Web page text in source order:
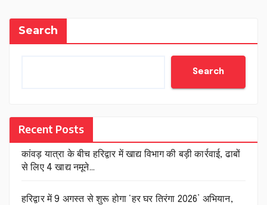
Search
Search
Recent Posts
कांवड़ यात्रा के बीच हरिद्वार में खाद्य विभाग की बड़ी कार्रवाई, ढाबों
से लिए 4 खाद्य नमूने…
हरिद्वार में 9 अगस्त से शुरू होगा ‘हर घर तिरंगा 2026’ अभियान,